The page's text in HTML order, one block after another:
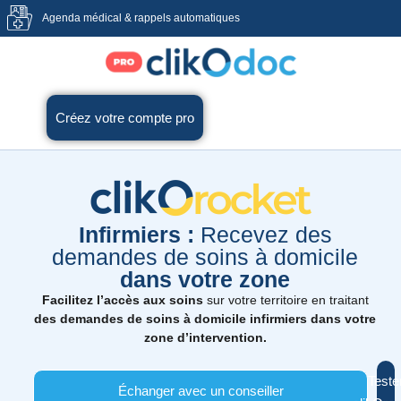
Agenda médical & rappels automatiques
Créez votre compte pro
Infirmiers : Recevez des
demandes de soins à domicile
dans votre zone
Facilitez l’accès aux soins sur votre territoire en traitant
des demandes de soins à domicile infirmiers dans votre
zone d’intervention.
Échanger avec un conseiller